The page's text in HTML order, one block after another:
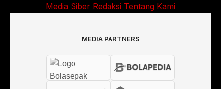
Media Siber Redaksi Tentang Kami
MEDIA PARTNERS